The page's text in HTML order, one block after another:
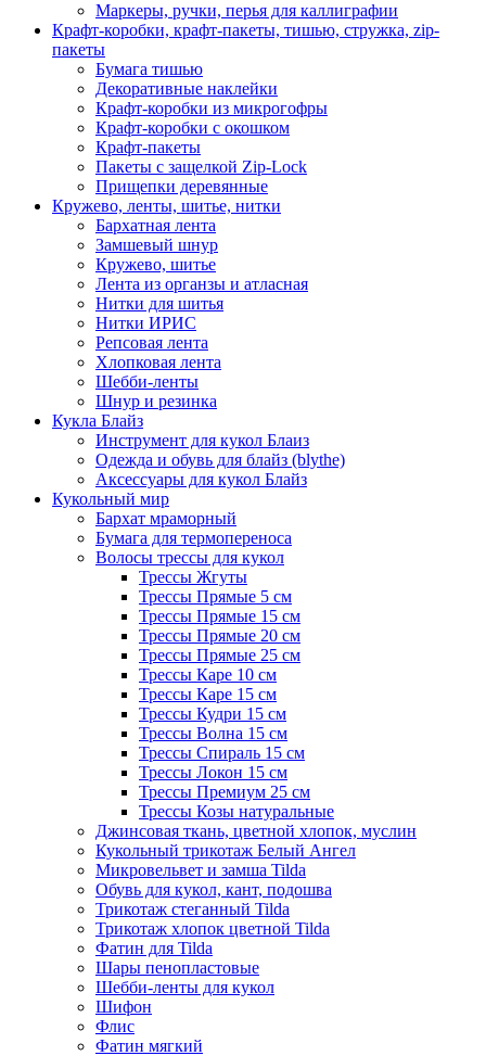
Маркеры, ручки, перья для каллиграфии
Крафт-коробки, крафт-пакеты, тишью, стружка, zip-
пакеты
Бумага тишью
Декоративные наклейки
Крафт-коробки из микрогофры
Крафт-коробки с окошком
Крафт-пакеты
Пакеты с защелкой Zip-Lock
Прищепки деревянные
Кружево, ленты, шитье, нитки
Бархатная лента
Замшевый шнур
Кружево, шитье
Лента из органзы и атласная
Нитки для шитья
Нитки ИРИС
Репсовая лента
Хлопковая лента
Шебби-ленты
Шнур и резинка
Кукла Блайз
Инструмент для кукол Блаиз
Одежда и обувь для блайз (blythe)
Аксессуары для кукол Блайз
Кукольный мир
Бархат мраморный
Бумага для термопереноса
Волосы трессы для кукол
Трессы Жгуты
Трессы Прямые 5 см
Трессы Прямые 15 см
Трессы Прямые 20 см
Трессы Прямые 25 см
Трессы Каре 10 см
Трессы Каре 15 см
Трессы Кудри 15 см
Трессы Волна 15 см
Трессы Спираль 15 см
Трессы Локон 15 см
Трессы Премиум 25 см
Трессы Козы натуральные
Джинсовая ткань, цветной хлопок, муслин
Кукольный трикотаж Белый Ангел
Микровельвет и замша Tilda
Обувь для кукол, кант, подошва
Трикотаж стеганный Tilda
Трикотаж хлопок цветной Tilda
Фатин для Tilda
Шары пенопластовые
Шебби-ленты для кукол
Шифон
Флис
Фатин мягкий